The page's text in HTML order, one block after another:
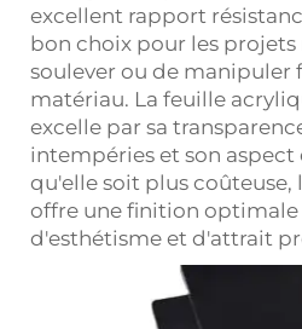
excellent rapport
bon choix pour les projets
soulever ou de manipuler
matériau. La feuille
excelle par sa
intempéries et son aspect
qu'elle soit plus coûteuse,
offre une finition optimale
d'esthétisme et d'attrait